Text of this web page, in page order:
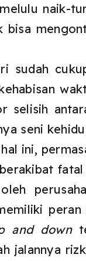
naik-
bisa
sudah
selisih
seni
ini,
and down
jalannya